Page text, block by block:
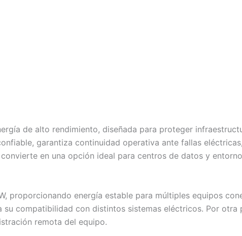
de alto rendimiento, diseñada para proteger
garantiza continuidad operativa ante fallas
en una opción ideal para centros de datos y
proporcionando energía estable para múltiples equipos
compatibilidad con distintos sistemas eléctricos. Por otra
remota del equipo.